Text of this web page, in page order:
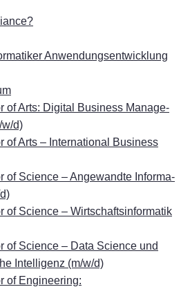
An­wen­dungs­ent­wick­lung
of Arts: Di­gi­tal Busi­ness Ma­nage­
w/d)
of Arts – In­ter­na­tio­nal Busi­ness
of Sci­ence – An­ge­wand­te In­for­ma­
of Sci­ence – Wirt­schafts­in­for­ma­tik
of Sci­ence – Data Sci­ence und
In­tel­li­genz (m/w/d)
of En­gi­nee­ring: